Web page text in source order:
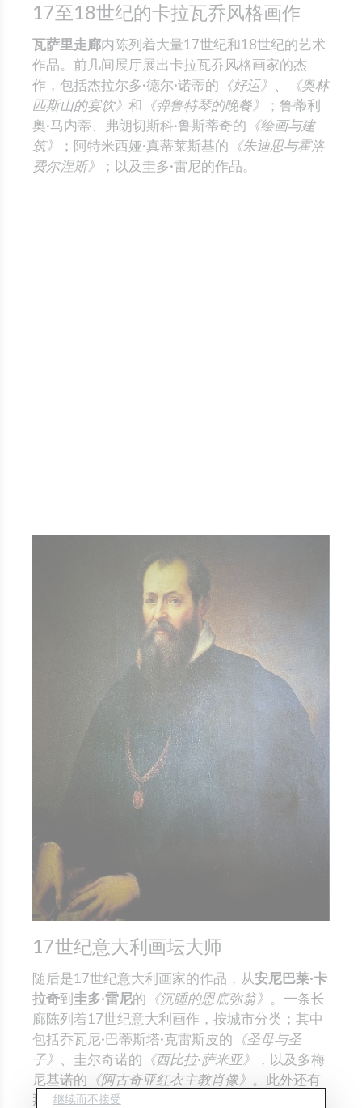
17至18世纪的卡拉瓦乔风格画作
瓦萨里走廊内陈列着大量17世纪和18世纪的艺术
作品。前几间展厅展出卡拉瓦乔风格画家的杰
作，包括杰拉尔多·德尔·诺蒂的 《好运》
《奥林
匹斯山的宴饮》 和 《弹鲁特琴的晚餐》
；鲁蒂利
奥·马内蒂、弗朗切斯科·鲁斯蒂奇的 《绘画与建
筑》
；阿特米西娅·真蒂莱斯基的 《朱迪思与霍洛
费尔涅斯》
；以及圭多·雷尼的作品。
17世纪意大利画坛大师
随后是17世纪意大利画家的作品，从安尼巴莱·卡
拉奇到圭多·雷尼的 《沉睡的恩底弥翁》 。一条长
廊陈列着17世纪意大利画作，按城市分类；其中
包括乔瓦尼·巴蒂斯塔·克雷斯皮的 《圣母与圣
子》
、圭尔奇诺的 《西比拉·萨米亚》
，以及多梅
尼基诺的 《阿古奇亚红衣主教肖像》 。此外还有
那不勒斯画派的作品，包括萨尔瓦托雷·罗萨、巴
继续而不接受